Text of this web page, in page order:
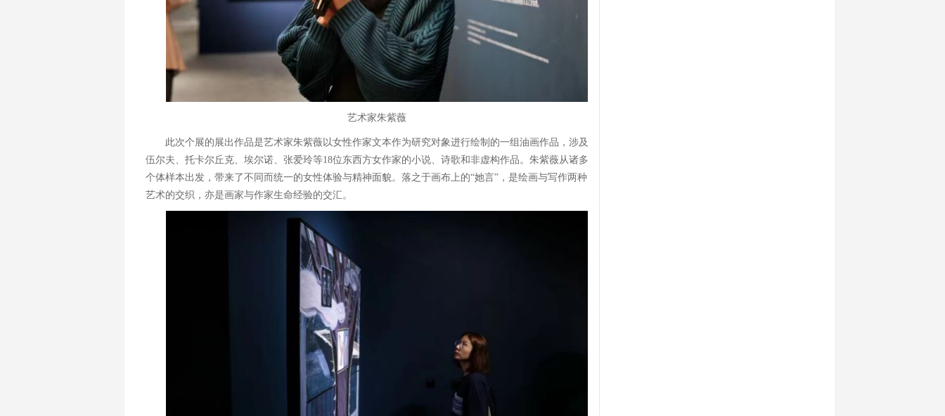
艺术家朱紫薇
此次个展的展出作品是艺术家朱紫薇以女性作家文本作为研究对象进行绘制的一组油画作品，涉及
伍尔夫、托卡尔丘克、埃尔诺、张爱玲等18位东西方女作家的小说、诗歌和非虚构作品。朱紫薇从诸多
个体样本出发，带来了不同而统一的女性体验与精神面貌。落之于画布上的“她言”，是绘画与写作两种
艺术的交织，亦是画家与作家生命经验的交汇。